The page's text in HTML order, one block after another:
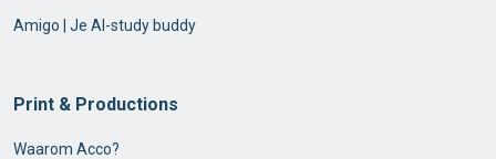
Amigo | Je AI-study buddy
Print & Productions
Waarom Acco?